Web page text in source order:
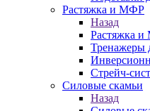
Растяжка и МФР
Назад
Растяжка
Тренажеры
Стрейч-
Силовые скамьи
Назад